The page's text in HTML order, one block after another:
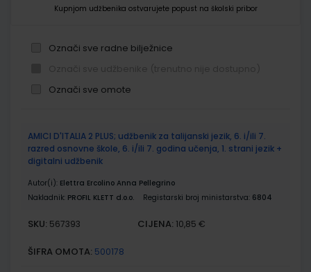
Kupnjom udžbenika ostvarujete popust na školski pribor
Označi sve radne bilježnice
Označi sve omote
proizvodi
AMICI D'ITALIA 2 PLUS; udžbenik za talijanski jezik, 6. i/ili 7.
razred osnovne škole, 6. i/ili 7. godina učenja, 1. strani jezik +
digitalni udžbenik
Autor(i): Elettra Ercolino Anna Pellegrino
Nakladnik: PROFIL KLETT d.o.o. Registarski broj ministarstva: 6804
SKU: 567393 CIJENA: 10,85 €
ŠIFRA OMOTA: 500178